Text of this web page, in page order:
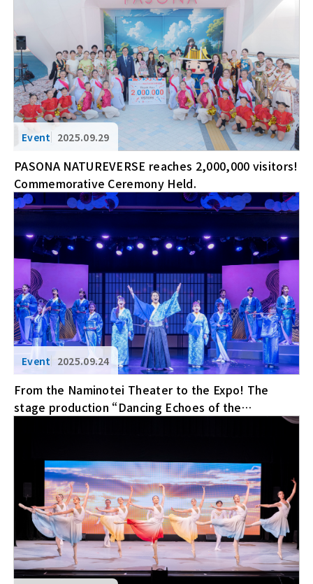
2025.09.29
PASONA NATUREVERSE reaches 2,000,000 visitors!
Commemorative Ceremony Held.
2025.09.24
From the Naminotei Theater to the Expo! The
stage production “Dancing Echoes of the
Homeland” will be performed at the Osaka-Kansai